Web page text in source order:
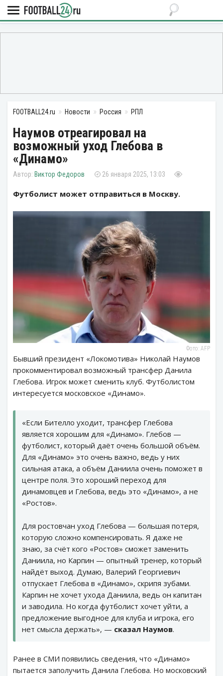
FOOTBALL24.ru Новости Россия РПЛ
Наумов отреагировал на
возможный уход Глебова в
«Динамо»
Виктор Федоров 26 января 2025, 13:03
Футболист может отправиться в Москву.
Фото: AFP
Бывший президент «Локомотива» Николай Наумов
прокомментировал возможный трансфер Данила
Глебова. Игрок может сменить клуб. Футболистом
интересуется московское «Динамо».
«Если Бителло уходит, трансфер Глебова
является хорошим для «Динамо». Глебов —
футболист, который даёт очень большой объём.
Для «Динамо» это очень важно, ведь у них
сильная атака, а объём Даниила очень поможет в
центре поля. Это хороший переход для
динамовцев и Глебова, ведь это «Динамо», а не
«Ростов».
Для ростовчан уход Глебова — большая потеря,
которую сложно компенсировать. Я даже не
знаю, за счёт кого «Ростов» сможет заменить
Даниила, но Карпин — опытный тренер, который
найдёт выход. Думаю, Валерий Георгиевич
отпускает Глебова в «Динамо», скрипя зубами.
Карпин не хочет ухода Даниила, ведь он капитан
и заводила. Но когда футболист хочет уйти, а
предложение выгодное для клуба и игрока, его
нет смысла держать», — сказал Наумов.
Ранее в СМИ появились сведения, что «Динамо»
пытается заполучить Данила Глебова. Но московский